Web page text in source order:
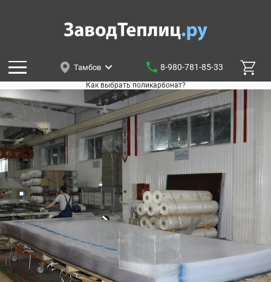
Тамбов 8-980-781-85-33
Как выбрать поликарбонат?